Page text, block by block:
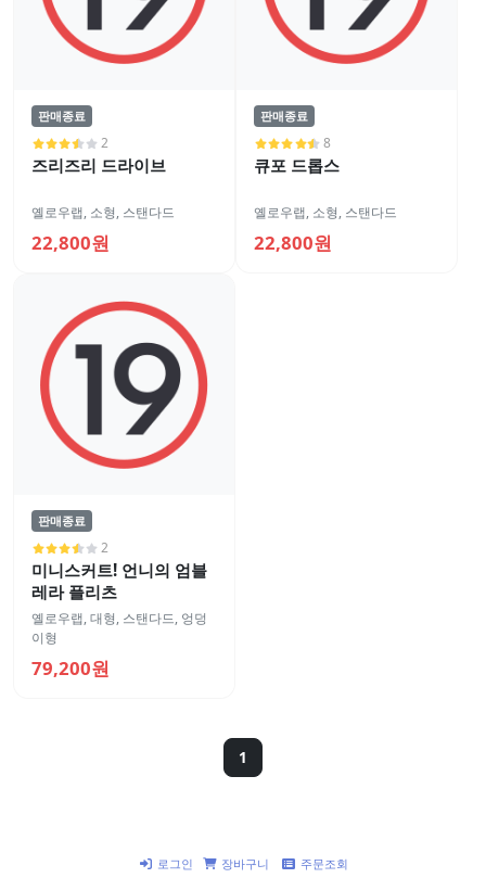
판매종료
2
즈리즈리 드라이브
옐로우랩, 소형, 스탠다드
22,800원
판매종료
8
큐포 드롭스
옐로우랩, 소형, 스탠다드
22,800원
판매종료
2
미니스커트! 언니의 엄블
레라 플리츠
옐로우랩,대형, 스탠다드, 엉덩
이형
79,200원
1
로그인 장바구니 주문조회